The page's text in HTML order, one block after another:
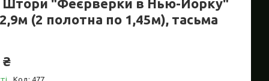
Штори "Феєрверки в Нью-Йорку"
(2 полотна по 1,45м), тасьма
Код: 477